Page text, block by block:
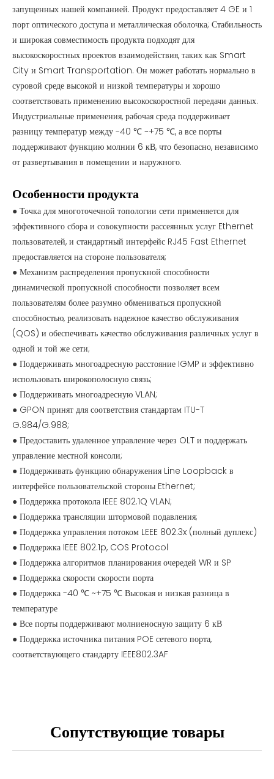
запущенных нашей компанией. Продукт предоставляет 4 GE и 1
порт оптического доступа и металлическая оболочка; Стабильность
и широкая совместимость продукта подходят для
высокоскоростных проектов взаимодействия, таких как Smart
City и Smart Transportation. Он может работать нормально в
суровой среде высокой и низкой температуры и хорошо
соответствовать применению высокоскоростной передачи данных.
Индустриальные применения, рабочая среда поддерживает
разницу температур между -40 ℃ ~+75 ℃, а все порты
поддерживают функцию молнии 6 кВ, что безопасно, независимо
от развертывания в помещении и наружного.
Особенности продукта
● Точка для многоточечной топологии сети применяется для
эффективного сбора и совокупности рассеянных услуг Ethernet
пользователей, и стандартный интерфейс RJ45 Fast Ethernet
предоставляется на стороне пользователя;
● Механизм распределения пропускной способности
динамической пропускной способности позволяет всем
пользователям более разумно обмениваться пропускной
способностью, реализовать надежное качество обслуживания
(QOS) и обеспечивать качество обслуживания различных услуг в
одной и той же сети;
● Поддерживать многоадресную расстояние IGMP и эффективно
использовать широкополосную связь;
● Поддерживать многоадресную VLAN;
● GPON принят для соответствия стандартам ITU-T
G.984/G.988;
● Предоставить удаленное управление через OLT и поддержать
управление местной консоли;
● Поддерживать функцию обнаружения Line Loopback в
интерфейсе пользовательской стороны Ethernet;
● Поддержка протокола IEEE 802.1Q VLAN;
● Поддержка трансляции штормовой подавления;
● Поддержка управления потоком LEEE 802.3x (полный дуплекс)
● Поддержка IEEE 802.1p, COS Protocol
● Поддержка алгоритмов планирования очередей WR и SP
● Поддержка скорости скорости порта
● Поддержка -40 ℃ ~+75 ℃ Высокая и низкая разница в
температуре
● Все порты поддерживают молниеносную защиту 6 кВ
● Поддержка источника питания POE сетевого порта,
соответствующего стандарту IEEE802.3AF
Сопутствующие товары